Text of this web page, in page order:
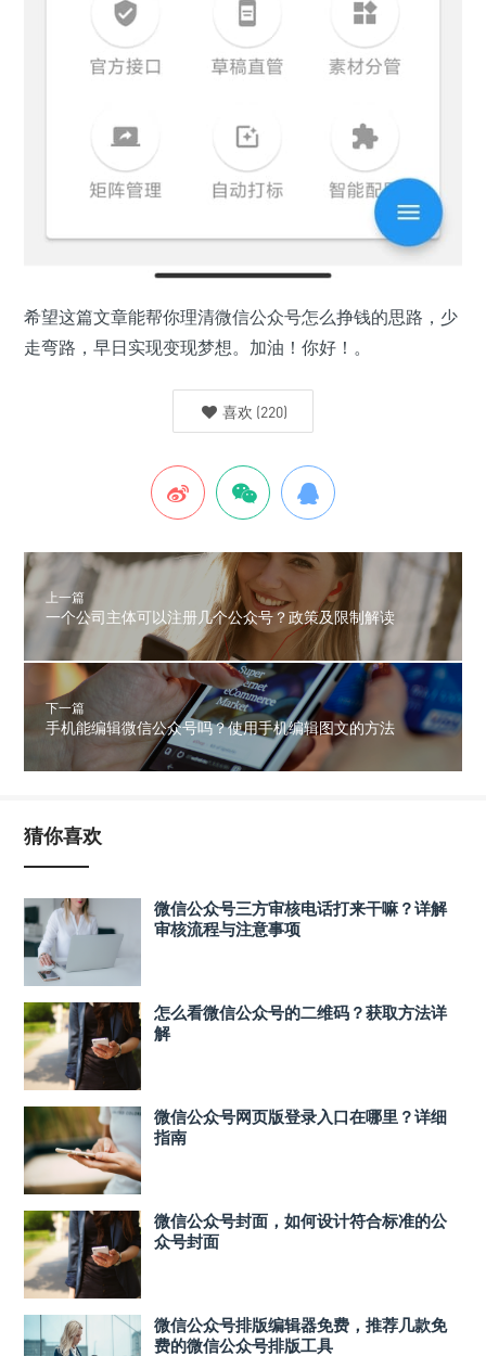
希望这篇文章能帮你理清微信公众号怎么挣钱的思路，少
走弯路，早日实现变现梦想。加油！你好！。
喜欢 (220)
上一篇
一个公司主体可以注册几个公众号？政策及限制解读
下一篇
手机能编辑微信公众号吗？使用手机编辑图文的方法
猜你喜欢
微信公众号三方审核电话打来干嘛？详解
审核流程与注意事项
怎么看微信公众号的二维码？获取方法详
解
微信公众号网页版登录入口在哪里？详细
指南
微信公众号封面，如何设计符合标准的公
众号封面
微信公众号排版编辑器免费，推荐几款免
费的微信公众号排版工具